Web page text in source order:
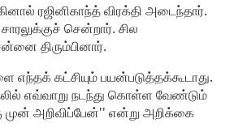
ரஜினிகாந்த் விரக்தி அடைந்தார்.
சென்றார். சில
திரும்பினார்.
கட்சியும் பயன்படுத்தக்கூடாது.
எவ்வாறு நடந்து கொள்ள வேண்டும்
முன் அறிவிப்பேன்'' என்று அறிக்கை